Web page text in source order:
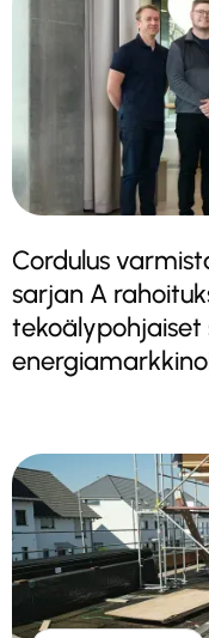
Cordulus
sarjan A
tekoälypohjaiset